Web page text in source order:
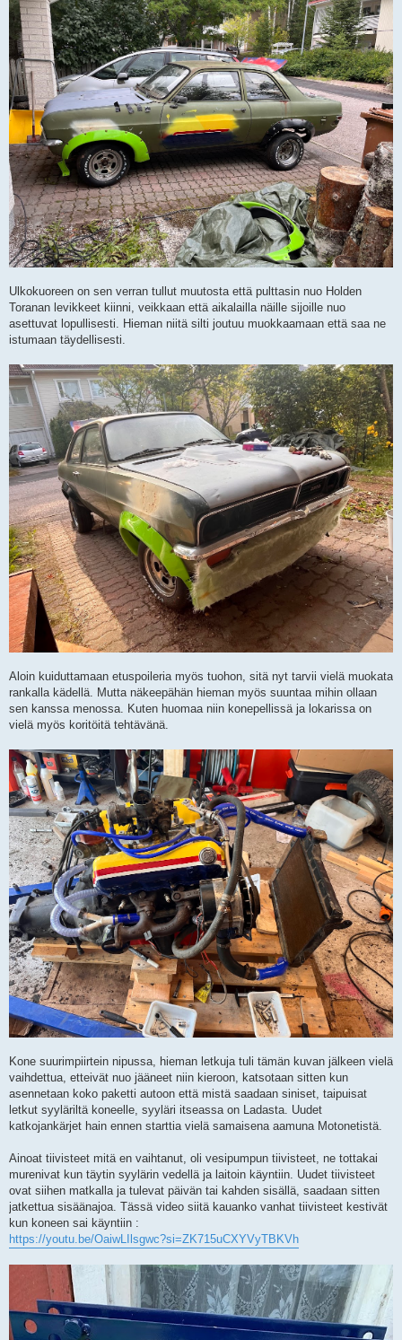
Ulkokuoreen on sen verran tullut muutosta että pulttasin nuo Holden
Toranan levikkeet kiinni, veikkaan että aikalailla näille sijoille nuo
asettuvat lopullisesti. Hieman niitä silti joutuu muokkaamaan että saa ne
istumaan täydellisesti.
Aloin kuiduttamaan etuspoileria myös tuohon, sitä nyt tarvii vielä muokata
rankalla kädellä. Mutta näkeepähän hieman myös suuntaa mihin ollaan
sen kanssa menossa. Kuten huomaa niin konepellissä ja lokarissa on
vielä myös koritöitä tehtävänä.
Kone suurimpiirtein nipussa, hieman letkuja tuli tämän kuvan jälkeen vielä
vaihdettua, etteivät nuo jääneet niin kieroon, katsotaan sitten kun
asennetaan koko paketti autoon että mistä saadaan siniset, taipuisat
letkut syyläriltä koneelle, syyläri itseassa on Ladasta. Uudet
katkojankärjet hain ennen starttia vielä samaisena aamuna Motonetistä.
Ainoat tiivisteet mitä en vaihtanut, oli vesipumpun tiivisteet, ne tottakai
murenivat kun täytin syylärin vedellä ja laitoin käyntiin. Uudet tiivisteet
ovat siihen matkalla ja tulevat päivän tai kahden sisällä, saadaan sitten
jatkettua sisäänajoa. Tässä video siitä kauanko vanhat tiivisteet kestivät
kun koneen sai käyntiin :
https://youtu.be/OaiwLIlsgwc?si=ZK715uCXYVyTBKVh